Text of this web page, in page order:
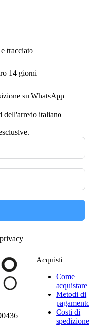
tracciato
14 giorni
su WhatsApp
dell'arredo italiano
Acquisti
Come
acquistare
Metodi di
Costi di
spedizione